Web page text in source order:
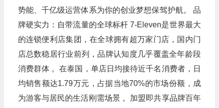
势能、千亿级运营体系为你的创业梦想保驾护航。 品
牌硬实力：自带流量的全球标杆 7-Eleven是世界最大
的连锁便利店集团，在全球拥有超万家门店，国内门
店总数稳居行业前列，品牌认知度几乎覆盖全年龄段
消费群体 。在泰国，单店日均接待近千名消费者，日
均销售额达1.79万元，占据当地70%的市场份额，成
为游客与居民的生活刚需场景 。加盟即共享品牌百年